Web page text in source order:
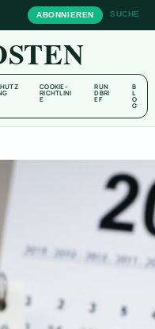
ABONNIEREN SUCHE
COOKIE-
RICHTLINI
E
RUN
DBRI
EF
B
L
O
G